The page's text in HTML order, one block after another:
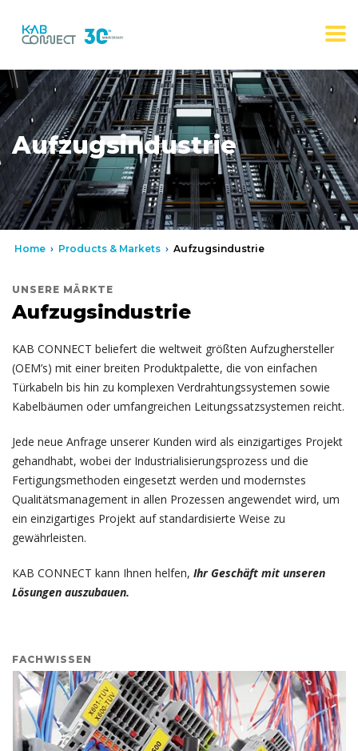
Aufzugsindustrie
Home › Products & Markets › Aufzugsindustrie
UNSERE MÄRKTE
Aufzugsindustrie
KAB CONNECT beliefert die weltweit größten Aufzughersteller
(OEM’s) mit einer breiten Produktpalette, die von einfachen
Türkabeln bis hin zu komplexen Verdrahtungssystemen sowie
Kabelbäumen oder umfangreichen Leitungssatzsystemen reicht.
Jede neue Anfrage unserer Kunden wird als einzigartiges Projekt
gehandhabt, wobei der Industrialisierungsprozess und die
Fertigungsmethoden eingesetzt werden und modernstes
Qualitätsmanagement in allen Prozessen angewendet wird, um
ein einzigartiges Projekt auf standardisierte Weise zu
gewährleisten.
KAB CONNECT kann Ihnen helfen, Ihr Geschäft mit unseren
Lösungen auszubauen.
FACHWISSEN